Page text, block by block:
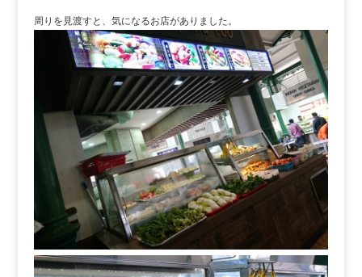
周りを見渡すと、気になるお店がありました。